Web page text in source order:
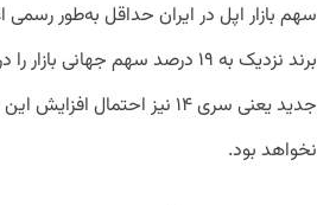
سهم بازار اپل در ایران حداقل به‌طور
برند نزدیک به ۱۹ درصد سهم جهانی
جدید یعنی سری ۱۴ نیز احتمال
نخواهد بود.